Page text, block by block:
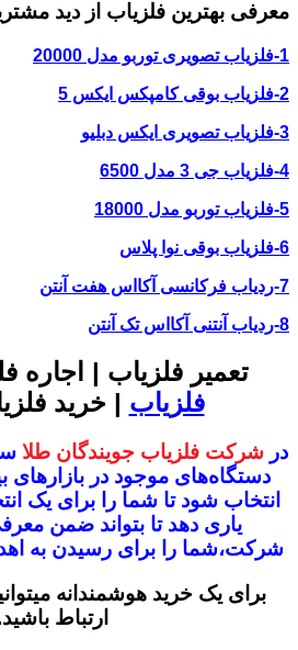
معرفی بهترین فلزیاب از دید
1-فلزیاب تصویری توربو مدل 20000
2-فلزیاب بوقی کامپکس ایکس 5
3-فلزیاب تصویری ایکس دبلیو
4-فلزیاب جی 3 مدل 6500
5-فلزیاب توربو مدل 18000
6-فلزیاب بوقی نوا پلاس
7-ردیاب فرکانسی آکااس هفت آنتن
8-ردیاب آنتنی آکااس تک آنتن
تعمیر فلزیاب | اجاره
فلزیاب | خرید
در شرکت فلزیاب جویندگان طلا
دستگاه‌های موجود در بازار‌های
انتخاب شودتا شما را برای یک
یاری دهد تا بتواند ضمن
شرکت،شما را برای رسیدن به
برای یک خرید هوشمندانه
ارتباط